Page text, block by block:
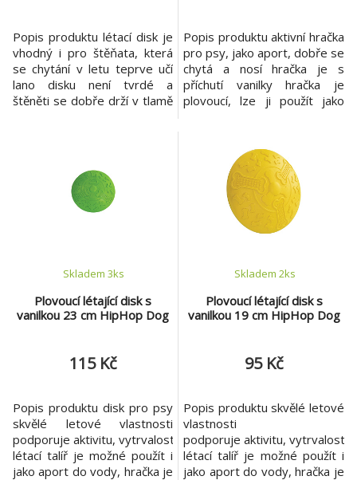
Popis produktu létací disk je
vhodný i pro štěňata, která
se chytání v letu teprve učí
lano disku není tvrdé a
štěněti se dobře drží v tlamě
Popis produktu aktivní hračka
pro psy, jako aport, dobře se
chytá a nosí hračka je s
příchutí vanilky hračka je
plovoucí, lze ji použít jako
Plovoucí létající disk s
vanilkou 23 cm HipHop Dog
Skladem 3ks
115 Kč
Popis produktu disk pro psy
skvělé letové vlastnosti
podporuje aktivitu, vytrvalost, reakce a rychlost psa
létací talíř je možné použít i
jako aport do vody, hračka je
Plovoucí létající disk s
vanilkou 19 cm HipHop Dog
Skladem 2ks
95 Kč
Popis produktu skvělé letové
vlastnosti
podporuje aktivitu, vytrvalost,
létací talíř je možné použít i
jako aport do vody, hračka je